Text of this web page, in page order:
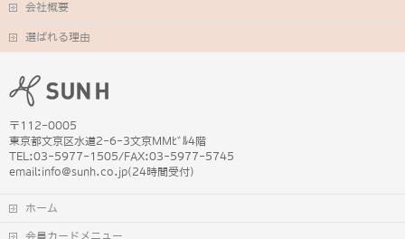
会社概要
選ばれる理由
〒112-0005
東京都文京区水道2-6-3文京MMﾋﾞﾙ4階
TEL:03-5977-1505/FAX:03-5977-5745
email:info@sunh.co.jp(24時間受付)
ホーム
会員カードメニュー